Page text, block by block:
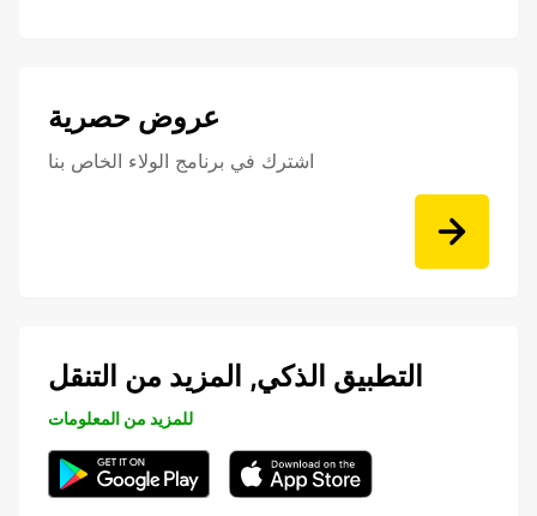
عروض حصرية
اشترك في برنامج الولاء الخاص بنا
التطبيق الذكي, المزيد من التنقل
للمزيد من المعلومات